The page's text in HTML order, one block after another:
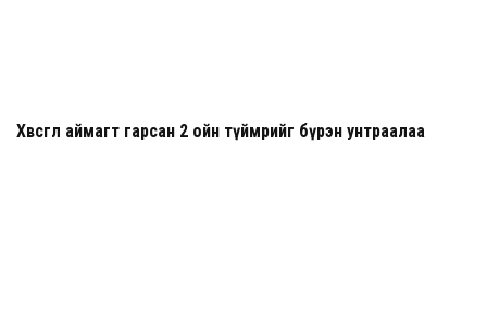
Хөвсгөл аймагт гарсан 2 ойн түймрийг бүрэн унтраалаа